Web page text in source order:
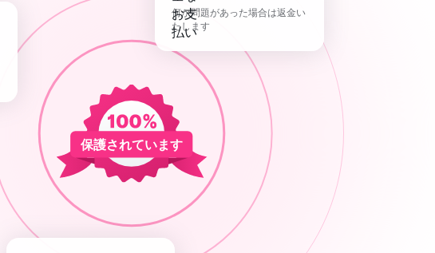
保護されています
何か問題があった場合は返金い
たします